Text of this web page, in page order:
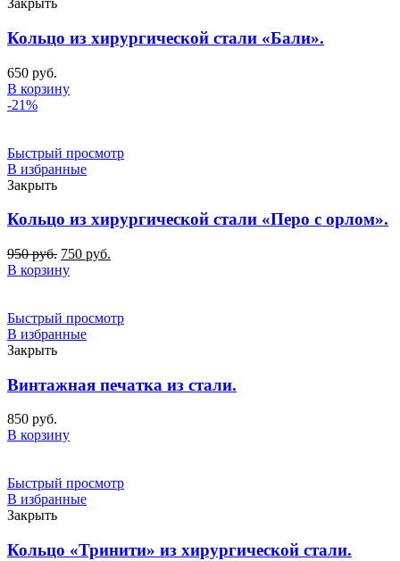
Закрыть
Кольцо из хирургической стали «Бали».
650 руб.
В корзину
-21%
Быстрый просмотр
В избранные
Закрыть
Кольцо из хирургической стали «Перо с орлом».
950руб. Первоначальная
цена
руб..
750 руб.
В корзину
Быстрый просмотр
В избранные
Закрыть
Винтажная печатка из стали.
850 руб.
В корзину
Быстрый просмотр
В избранные
Закрыть
Кольцо «Тринити» из хирургической стали.